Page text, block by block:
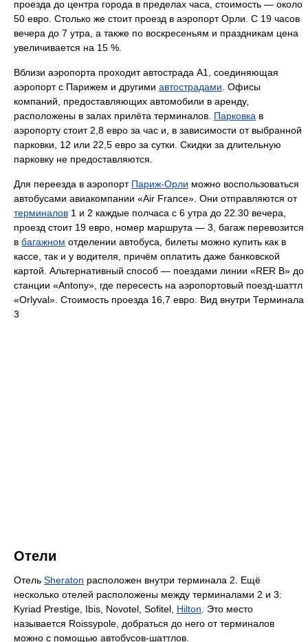
проезда до центра города в пределах часа, стоимость — около
50 евро. Столько же стоит проезд в аэропорт Орли. C 19 часов
вечера до 7 утра, а также по воскресеньям и праздникам цена
увеличивается на 15 %.
Вблизи аэропорта проходит автострада А1, соединяющая
аэропорт с Парижем и другими автострадами . Офисы
компаний, предоставляющих автомобили в аренду,
расположены в залах прилёта терминалов. Парковка в
аэропорту стоит 2,8 евро за час и, в зависимости от выбранной
парковки, 12 или 22,5 евро за сутки. Скидки за длительную
парковку не предоставляются.
Для переезда в аэропорт Париж-Орли можно воспользоваться
автобусами авиакомпании «Air France». Они отправляются от
терминалов 1 и 2 каждые полчаса с 6 утра до 22.30 вечера,
проезд стоит 19 евро, номер маршрута — 3, багаж перевозится
в багажном отделении автобуса, билеты можно купить как в
кассе, так и у водителя, причём оплатить даже банковской
картой. Альтернативный способ — поездами линии «RER B» до
станции «Antony», где пересесть на аэропортовый поезд-шаттл
«Orlyval». Стоимость проезда 16,7 евро. Вид внутри Терминала
3
Отели
Отель Sheraton расположен внутри терминала 2. Ещё
несколько отелей расположены между терминалами 2 и 3:
Kyriad Prestige, Ibis, Novotel, Sofitel, Hilton . Это место
называется Roissypole, добраться до него от терминалов
можно с помощью автобусов-шаттлов.